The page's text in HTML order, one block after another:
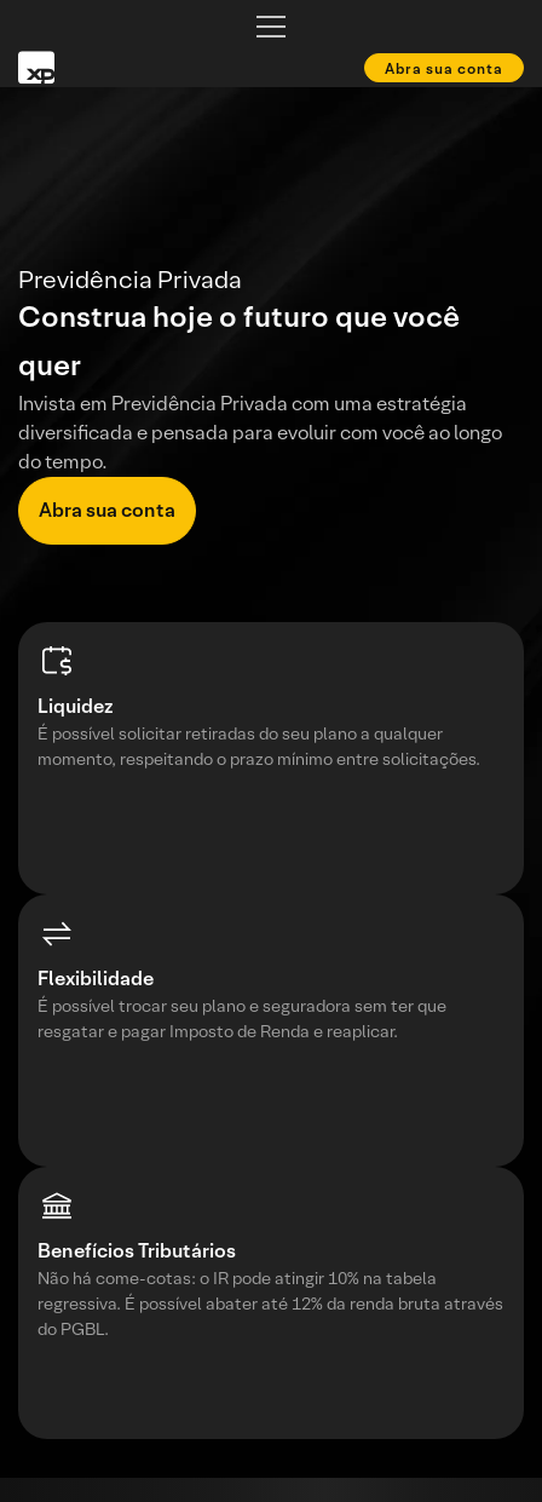
Abra sua conta
Previdência Privada
Construa hoje o futuro que você
quer
Invista em Previdência Privada com uma estratégia
diversificada e pensada para evoluir com você ao longo
do tempo.
Abra sua conta
Liquidez
É possível solicitar retiradas do seu plano a qualquer
momento, respeitando o prazo mínimo entre solicitações.
Flexibilidade
É possível trocar seu plano e seguradora sem ter que
resgatar e pagar Imposto de Renda e reaplicar.
Benefícios Tributários
Não há come-cotas: o IR pode atingir 10% na tabela
regressiva. É possível abater até 12% da renda bruta através
do PGBL.